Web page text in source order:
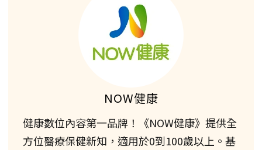
NOW健康
健康數位內容第一品牌！《NOW健康》提供全
方位醫療保健新知，適用於0到100歲以上。基